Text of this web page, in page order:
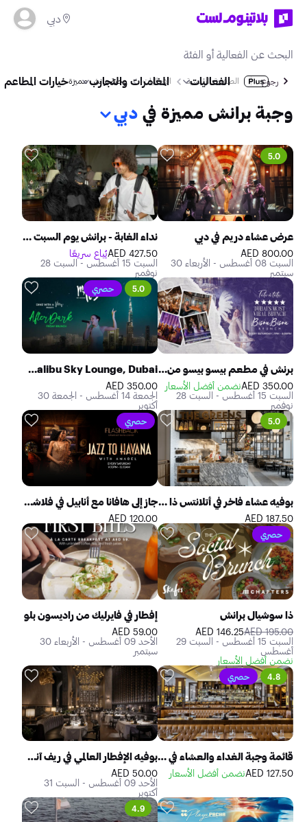
دبي
الفعاليات المغامرات والتجارب خيارات المطاعم رجوع الصفحة الرئيسية الفعاليات وجبة برانش مميزة
وجبة برانش مميزة في دبي
5.0
عرض عشاء دريم في دبي
800.00 AED
السبت 08 أغسطس - الأربعاء 30
سبتمبر
نداء الغابة - برانش يوم السبت في مطعم أفريكان كوين
427.50 AED
يُباع سريعًا
السبت 15 أغسطس - السبت 28
نوفمبر
برنش في مطعم بيسو بيسو من فايف لوكس جميرا بيتش ريزيدنس
350.00 AED
نضمن أفضل الأسعار
السبت 15 أغسطس - السبت 28
نوفمبر
5.0 حصري
After Dark Friday Brunch at Malibu Sky Lounge, Dubai
350.00 AED
الجمعة 14 أغسطس - الجمعة 30
أكتوبر
5.0
بوفيه عشاء فاخر في أتلانتس ذا رويال
187.50 AED
حصري
جاز إلى هافانا مع أنابيل في فلاشباك سبيك إيزي
120.00 AED
حصري
ذا سوشيال برانش
195.00 AED
146.25 AED
السبت 15 أغسطس - السبت 29
أغسطس
نضمن أفضل الأسعار
إفطار في فايرليك من راديسون بلو
59.00 AED
الأحد 09 أغسطس - الأربعاء 30
سبتمبر
4.8 حصري
قائمة وجبة الغداء والعشاء في مطعم الشيف جوردن رامزي بريد ستريت كيتشن
127.50 AED نضمن أفضل الأسعار
بوفيه الإفطار العالمي في ريف آند بيف ستيك هاوس آند سي فود دبي
50.00 AED
الأحد 09 أغسطس - السبت 31
أكتوبر
4.9